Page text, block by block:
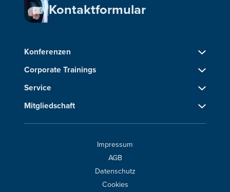
Kontaktformular
Konferenzen
Corporate Trainings
Service
Mitgliedschaft
Impressum
AGB
Datenschutz
Cookies